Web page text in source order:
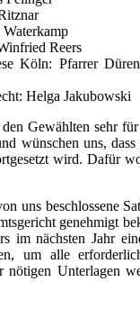
Waterkamp
Reers
Köln: Pfarrer
Helga Jakubowski
Gewählten sehr
wünschen uns,
wird. Dafür
uns beschlossene
genehmigt
im nächsten Jahr
um alle
nötigen Unterlagen